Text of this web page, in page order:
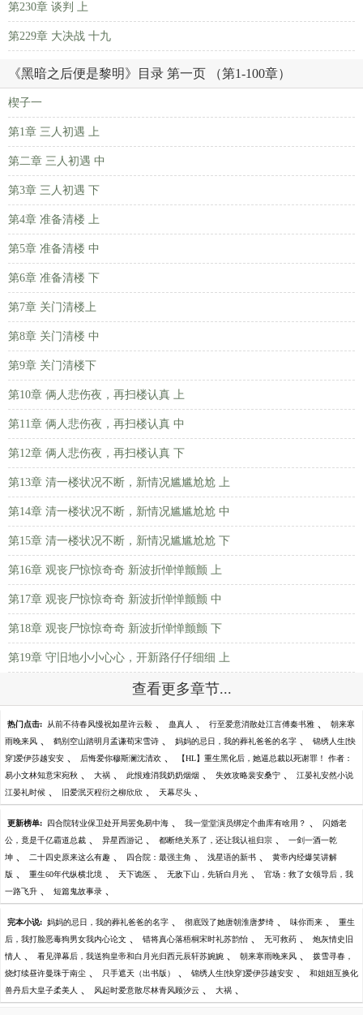
第230章 谈判 上
第229章 大决战 十九
《黑暗之后便是黎明》目录 第一页 （第1-100章）
楔子一
第1章 三人初遇 上
第二章 三人初遇 中
第3章 三人初遇 下
第4章 准备清楼 上
第5章 准备清楼 中
第6章 准备清楼 下
第7章 关门清楼上
第8章 关门清楼 中
第9章 关门清楼下
第10章 俩人悲伤夜，再扫楼认真 上
第11章 俩人悲伤夜，再扫楼认真 中
第12章 俩人悲伤夜，再扫楼认真 下
第13章 清一楼状况不断，新情况尴尴尬尬 上
第14章 清一楼状况不断，新情况尴尴尬尬 中
第15章 清一楼状况不断，新情况尴尴尬尬 下
第16章 观丧尸惊惊奇奇 新波折惮惮颤颤 上
第17章 观丧尸惊惊奇奇 新波折惮惮颤颤 中
第18章 观丧尸惊惊奇奇 新波折惮惮颤颤 下
第19章 守旧地小小心心，开新路仔仔细细 上
查看更多章节...
热门点击: 从前不待春风慢祝如星许云毅 、 蛊真人 、 行至爱意消散处江言傅秦书雅 、 朝来寒
雨晚来风 、 鹤别空山踏明月孟谦荀宋雪诗 、 妈妈的忌日，我的葬礼爸爸的名字 、 锦绣人生[快
穿]爱伊莎越安安 、 后悔爱你穆斯澜沈清欢 、 【HL】重生黑化后，她逼总裁以死谢罪！ 作者：
易小文林知意宋宛秋 、 大祸 、 此恨难消我奶奶烟烟 、 失效攻略裴安桑宁 、 江晏礼安然小说
江晏礼时候 、 旧爱泯灭程衍之柳欣欣 、 天幕尽头 、
更新榜单: 四合院转业保卫处开局罢免易中海 、 我一堂堂演员绑定个曲库有啥用？ 、 闪婚老
公，竟是千亿霸道总裁 、 异星西游记 、 都断绝关系了，还让我认祖归宗 、 一剑一酒一乾
坤 、 二十四史原来这么有趣 、 四合院：最强主角 、 浅星语的新书 、 黄帝内经爆笑讲解
版 、 重生60年代纵横北境 、 天下诡医 、 无敌下山，先斩白月光 、 官场：救了女领导后，我
一路飞升 、 短篇鬼故事录 、
完本小说: 妈妈的忌日，我的葬礼爸爸的名字 、 彻底毁了她唐朝淮唐梦绮 、 味你而来 、 重生
后，我打脸恶毒狗男女我内心论文 、 错将真心落梧桐宋时礼苏韵怡 、 无可救药 、 炮灰情史旧
情人 、 看见弹幕后，我送狗皇帝和白月光归西元辰轩苏婉婉 、 朝来寒雨晚来风 、 拨雪寻春，
烧灯续昼许曼珠于南尘 、 只手遮天（出书版） 、 锦绣人生[快穿]爱伊莎越安安 、 和姐姐互换化
兽丹后大皇子柔美人 、 风起时爱意散尽林青风顾汐云 、 大祸 、